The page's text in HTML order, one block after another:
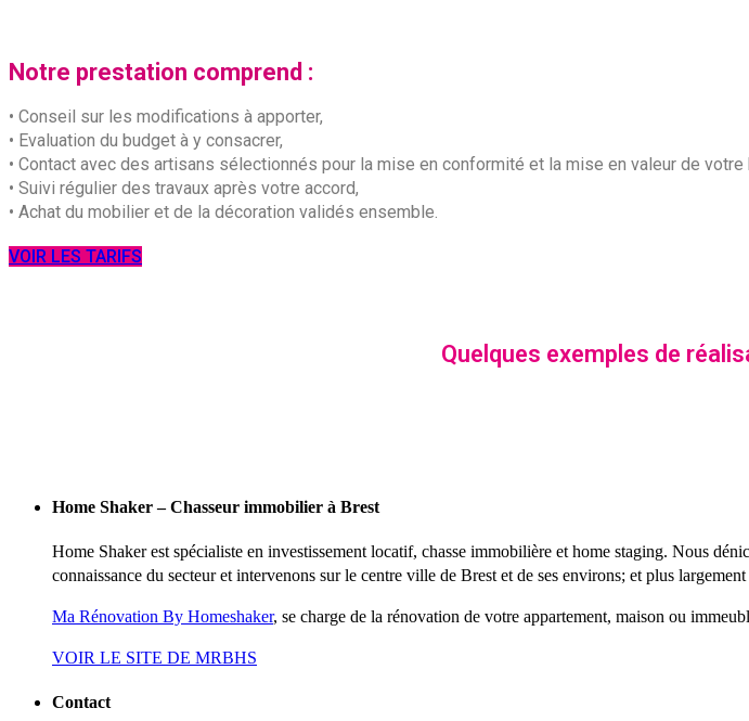
Notre prestation comprend :
• Conseil sur les modifications à apporter,
• Evaluation du budget à y consacrer,
• Contact avec des artisans sélectionnés pour la mise en conformité et la mise en valeur de votre
• Suivi régulier des travaux après votre accord,
• Achat du mobilier et de la décoration validés ensemble.
VOIR LES TARIFS
Quelques exemples de
Home Shaker – Chasseur immobilier à Brest
Home Shaker est spécialiste en investissement locatif, chasse immobilière et home staging. Nous
connaissance du secteur et intervenons sur le centre ville de Brest et de ses environs; et plus
Ma Rénovation By Homeshaker, se charge de la rénovation de votre appartement, maison ou
VOIR LE SITE DE MRBHS
Contact